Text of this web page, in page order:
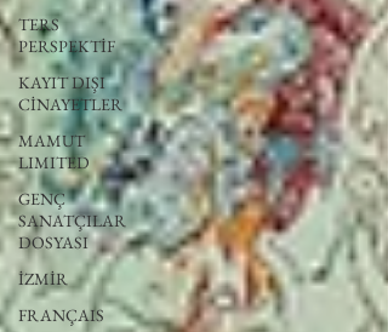
TERS
PERSPEKTİF
KAYIT DIŞI
CİNAYETLER
MAMUT
LIMITED
GENÇ
SANATÇILAR
DOSYASI
İZMİR
FRANÇAIS